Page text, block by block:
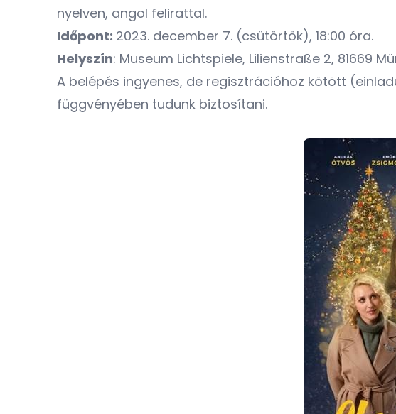
nyelven, angol felirattal.
Időpont: 2023. december 7. (csütörtök), 18:00 óra.
Helyszín: Museum Lichtspiele, Lilienstraße 2, 81669
A belépés ingyenes, de regisztrációhoz kötött (
függvényében tudunk biztosítani.